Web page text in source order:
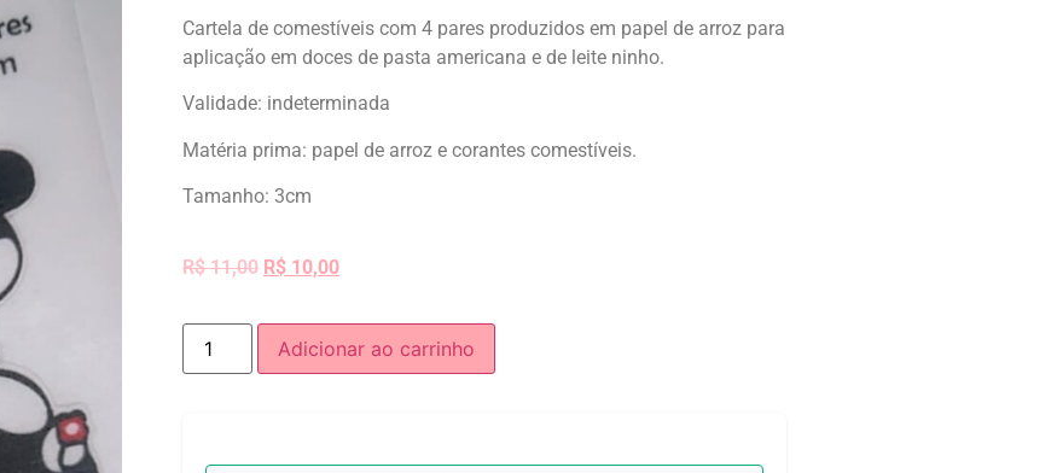
Cartela de comestíveis com 4 pares produzidos em papel de arroz para
aplicação em doces de pasta americana e de leite ninho.
Validade: indeterminada
Matéria prima: papel de arroz e corantes comestíveis.
Tamanho: 3cm
R$11,00 R$ 10,00
Adicionar ao carrinho